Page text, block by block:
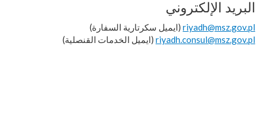
البريد الإلكتروني
riyadh@msz.gov.pl (ايميل سكرتارية السفارة)
riyadh.consul@msz.gov.pl (ايميل الخدمات القنصلية)